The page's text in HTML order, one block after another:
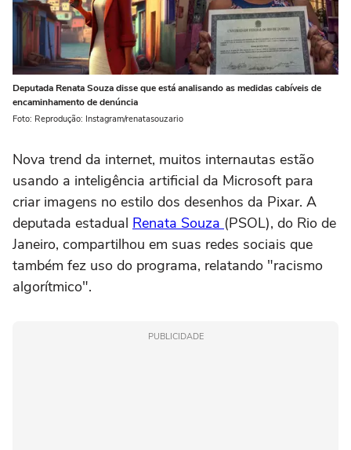
Deputada Renata Souza disse que está analisando as medidas cabíveis de
encaminhamento de denúncia
Foto: Reprodução: Instagram/renatasouzario
Nova trend da internet, muitos internautas estão
usando a inteligência artificial da Microsoft para
criar imagens no estilo dos desenhos da Pixar. A
deputada estadual Renata Souza (PSOL), do Rio de
Janeiro, compartilhou em suas redes sociais que
também fez uso do programa, relatando "racismo
algorítmico".
PUBLICIDADE